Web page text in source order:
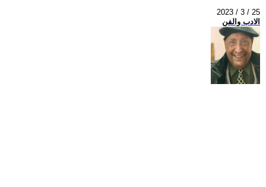
2023 / 3 / 25
الادب والفن